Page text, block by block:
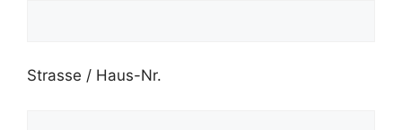
Strasse / Haus-Nr.